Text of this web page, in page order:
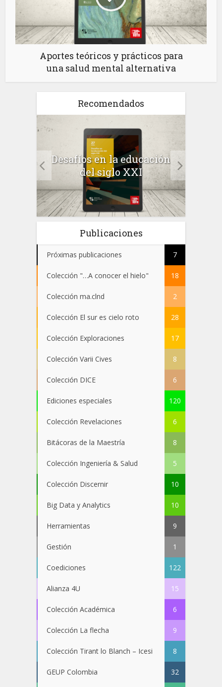
Aportes teóricos y prácticos para
una salud mental alternativa
Recomendados
Desafíos en la educación
del siglo XXI
Publicaciones
Próximas publicaciones 7
Colección "…A conocer el hielo" 18
Colección ma.clnd 2
Colección El sur es cielo roto 28
Colección Exploraciones 17
Colección Varii Cives 8
Colección DICE 6
Ediciones especiales 120
Colección Revelaciones 6
Bitácoras de la Maestría 8
Colección Ingeniería & Salud 5
Colección Discernir 10
Big Data y Analytics 10
Herramientas 9
Gestión 1
Coediciones 122
Alianza 4U 15
Colección Académica 6
Colección La flecha 9
Colección Tirant lo Blanch – Icesi 8
GEUP Colombia 32